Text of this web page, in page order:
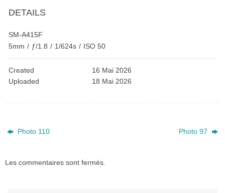
DETAILS
SM-A415F
5mm / ƒ/1.8 / 1/624s / ISO 50
Created
16 Mai 2026
Uploaded
18 Mai 2026
Photo 110 Photo 97
Les commentaires sont fermés.